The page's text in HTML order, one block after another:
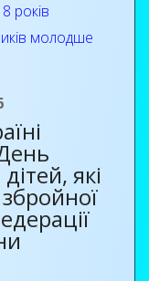
років
молодше
які